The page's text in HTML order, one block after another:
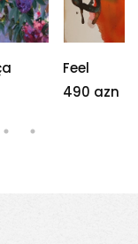
Feel
490 azn